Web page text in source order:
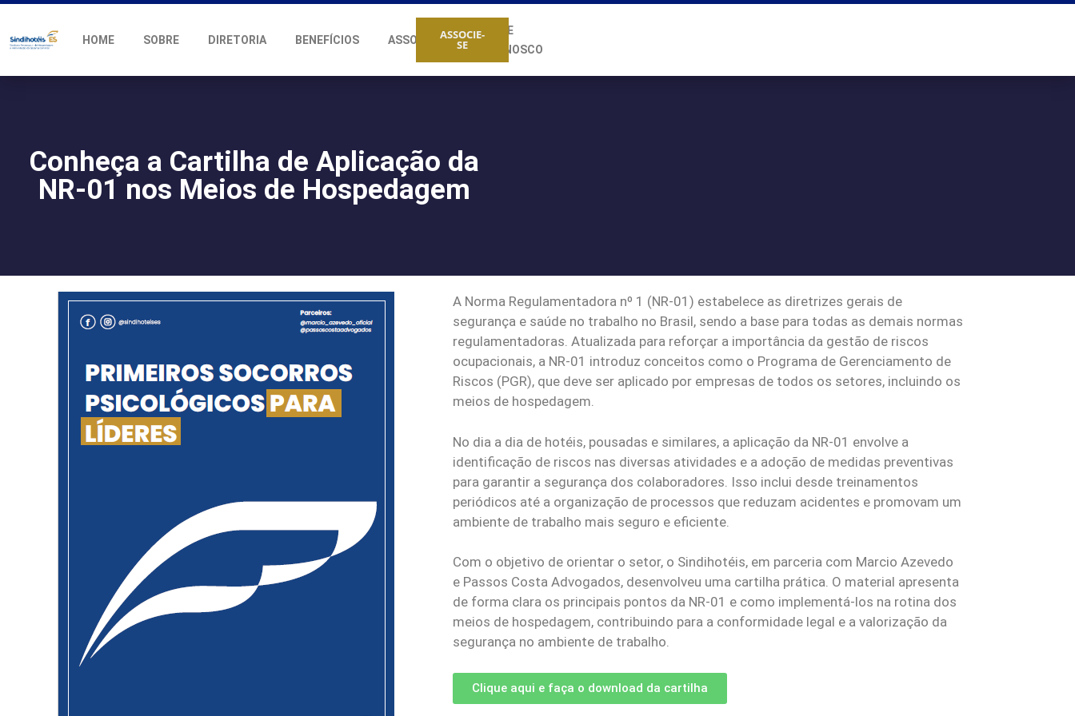
HOME SOBRE DIRETORIA BENEFÍCIOS ASSOCIADOS
FALE
CONOSCO
ASSOCIE-
SE
Conheça a Cartilha de Aplicação da
NR-01 nos Meios de Hospedagem
A Norma Regulamentadora nº 1 (NR-01) estabelece as diretrizes gerais de
segurança e saúde no trabalho no Brasil, sendo a base para todas as demais normas
regulamentadoras. Atualizada para reforçar a importância da gestão de riscos
ocupacionais, a NR-01 introduz conceitos como o Programa de Gerenciamento de
Riscos (PGR), que deve ser aplicado por empresas de todos os setores, incluindo os
meios de hospedagem.
No dia a dia de hotéis, pousadas e similares, a aplicação da NR-01 envolve a
identificação de riscos nas diversas atividades e a adoção de medidas preventivas
para garantir a segurança dos colaboradores. Isso inclui desde treinamentos
periódicos até a organização de processos que reduzam acidentes e promovam um
ambiente de trabalho mais seguro e eficiente.
Com o objetivo de orientar o setor, o Sindihotéis, em parceria com Marcio Azevedo
e Passos Costa Advogados, desenvolveu uma cartilha prática. O material apresenta
de forma clara os principais pontos da NR-01 e como implementá-los na rotina dos
meios de hospedagem, contribuindo para a conformidade legal e a valorização da
segurança no ambiente de trabalho.
Clique aqui e faça o download da cartilha